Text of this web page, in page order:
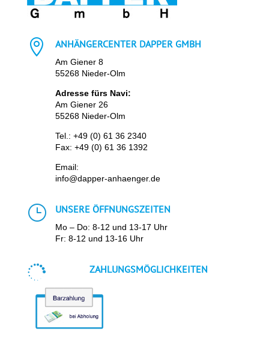
 ANHÄNGERCENTER DAPPER GMBH
Am Giener 8
55268 Nieder-Olm
Adresse fürs Navi:
Am Giener 26
55268 Nieder-Olm
Tel.: +49 (0) 61 36 2340
Fax: +49 (0) 61 36 1392
Email:
info@dapper-anhaenger.de
} UNSERE ÖFFNUNGSZEITEN
Mo – Do: 8-12 und 13-17 Uhr
Fr: 8-12 und 13-16 Uhr
 ZAHLUNGSMÖGLICHKEITEN